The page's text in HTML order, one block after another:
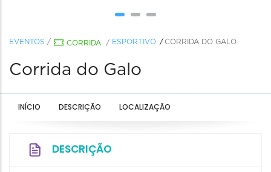
EVENTOS / CORRIDA / ESPORTIVO CORRIDA DO GALO
Corrida do Galo
INÍCIO DESCRIÇÃO LOCALIZAÇÃO
DESCRIÇÃO